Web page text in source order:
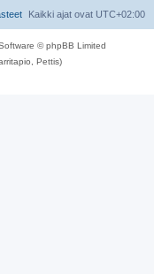
Kaikki ajat ovat UTC+02:00
© phpBB Limited
Pettis)